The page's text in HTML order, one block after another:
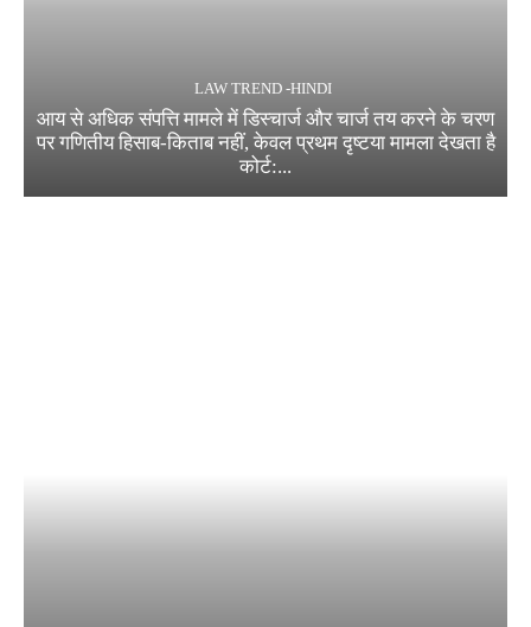
LAW TREND -HINDI
आय से अधिक संपत्ति मामले में डिस्चार्ज और चार्ज तय करने के चरण
पर गणितीय हिसाब-किताब नहीं, केवल प्रथम दृष्टया मामला देखता है
कोर्ट:...